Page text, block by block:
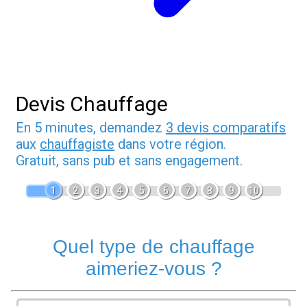
Devis Chauffage
En 5 minutes, demandez 3 devis comparatifs
aux chauffagiste dans votre région.
Gratuit, sans pub et sans engagement.
1 2 3 4 5 6 7 8 9 10
Quel type de chauffage
aimeriez-vous ?